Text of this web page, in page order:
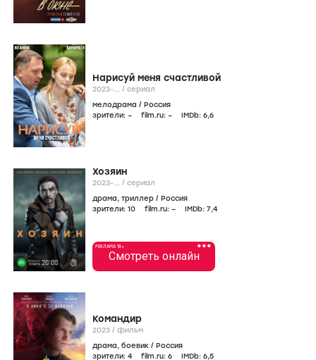
Нарисуй меня счастливой
2023-... / сериал
мелодрама / Россия
зрители: – film.ru: – IMDb: 6,6
Хозяин
2023-... / сериал
драма, триллер / Россия
зрители: 10 film.ru: – IMDb: 7,4
•••
РЕКЛАМА 18+
Смотреть онлайн
Командир
2023 / фильм
драма, боевик / Россия
зрители: 4 film.ru: 6 IMDb: 6,5